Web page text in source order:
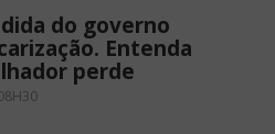
do governo
Entenda
perde